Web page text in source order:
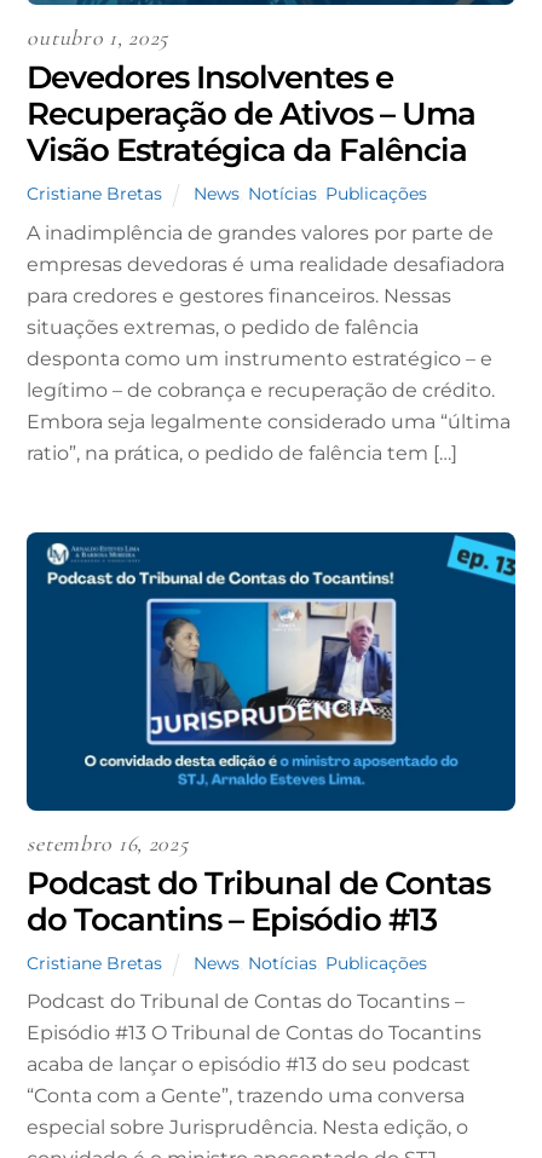
outubro 1, 2025
Devedores Insolventes e
Recuperação de Ativos – Uma
Visão Estratégica da Falência
Cristiane Bretas News, Notícias, Publicações
A inadimplência de grandes valores por parte de
empresas devedoras é uma realidade desafiadora
para credores e gestores financeiros. Nessas
situações extremas, o pedido de falência
desponta como um instrumento estratégico – e
legítimo – de cobrança e recuperação de crédito.
Embora seja legalmente considerado uma “última
ratio”, na prática, o pedido de falência tem […]
setembro 16, 2025
Podcast do Tribunal de Contas
do Tocantins – Episódio #13
Cristiane Bretas News, Notícias, Publicações
Podcast do Tribunal de Contas do Tocantins –
Episódio #13 O Tribunal de Contas do Tocantins
acaba de lançar o episódio #13 do seu podcast
“Conta com a Gente”, trazendo uma conversa
especial sobre Jurisprudência. Nesta edição, o